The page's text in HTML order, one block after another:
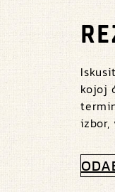
kojoj
izbor,